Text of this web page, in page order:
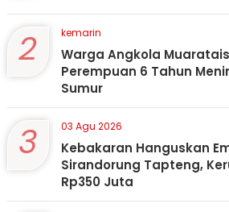
2 kemarin
Warga Angkola
Perempuan 6 Tahun
Sumur
3 03 Agu 2026
Kebakaran Hanguskan
Sirandorung Tapteng,
Rp350 Juta